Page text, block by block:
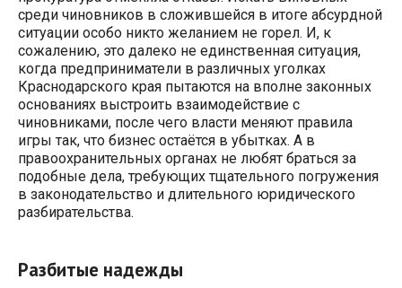
среди чиновников в сложившейся в итоге абсурдной
ситуации особо никто желанием не горел. И, к
сожалению, это далеко не единственная ситуация,
когда предприниматели в различных уголках
Краснодарского края пытаются на вполне законных
основаниях выстроить взаимодействие с
чиновниками, после чего власти меняют правила
игры так, что бизнес остаётся в убытках. А в
правоохранительных органах не любят браться за
подобные дела, требующих тщательного погружения
в законодательство и длительного юридического
разбирательства.
Разбитые надежды